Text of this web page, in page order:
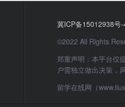
冀ICP备15012938号
©2022 All Rights
郑重声明：本平台仅
户需独立做出决策，
留学在线网（